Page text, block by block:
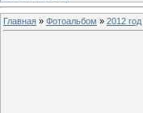
Главная » Фотоальбом » 2012 год